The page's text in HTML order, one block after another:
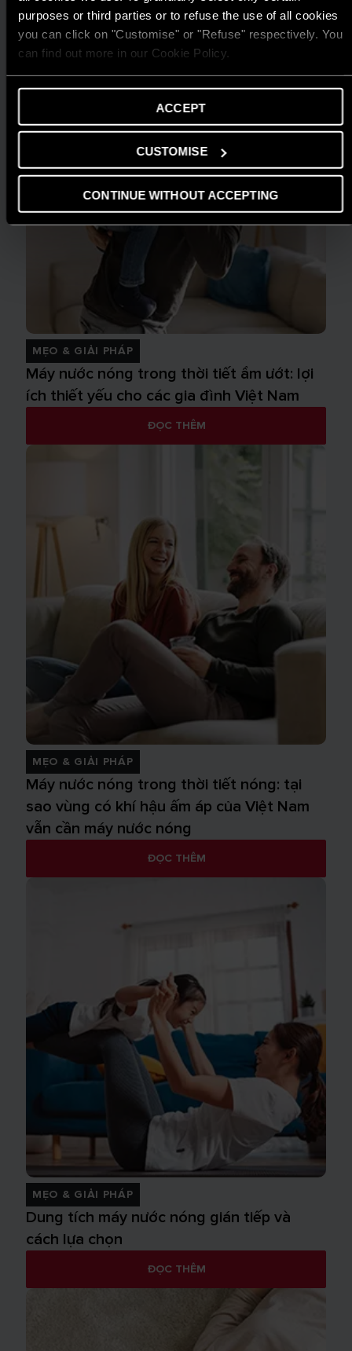
purposes or third parties or to refuse the use of all cookies
you can click on "Customise" or "Refuse" respectively. You
can find out more in our Cookie Policy.
ACCEPT
CUSTOMISE
CONTINUE WITHOUT ACCEPTING
ĐỌC THÊM
MẸO & GIẢI PHÁP
Máy nước nóng trong thời tiết ẩm ướt: lợi
ích thiết yếu cho các gia đình Việt Nam
ĐỌC THÊM
MẸO & GIẢI PHÁP
Máy nước nóng trong thời tiết nóng: tại
sao vùng có khí hậu ấm áp của Việt Nam
vẫn cần máy nước nóng
ĐỌC THÊM
MẸO & GIẢI PHÁP
Dung tích máy nước nóng gián tiếp và
cách lựa chọn
ĐỌC THÊM